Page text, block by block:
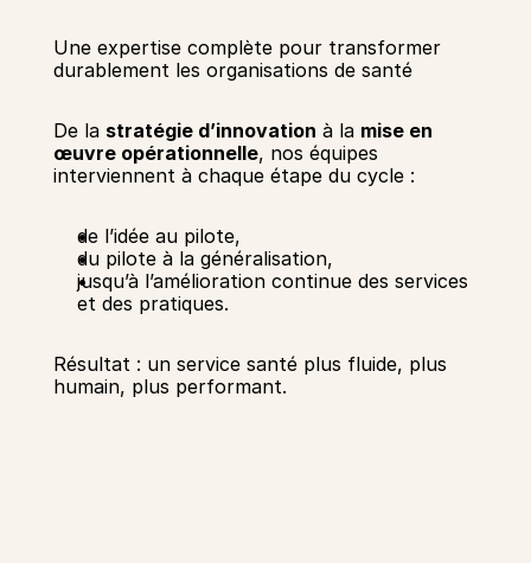
Une expertise complète pour transformer
durablement les organisations de santé
De la stratégie d’innovation à la mise en
œuvre opérationnelle, nos équipes
interviennent à chaque étape du cycle :
de l’idée au pilote,
du pilote à la généralisation,
jusqu’à l’amélioration continue des services
et des pratiques.
Résultat : un service santé plus fluide, plus
humain, plus performant.